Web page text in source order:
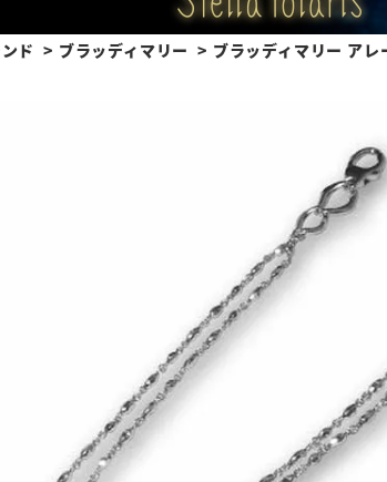
ド ブラッディマリー ブラッディマリー ア